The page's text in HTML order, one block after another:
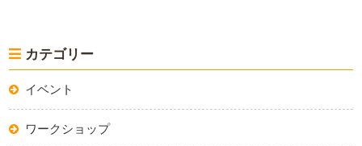
カテゴリー
イベント
ワークショップ